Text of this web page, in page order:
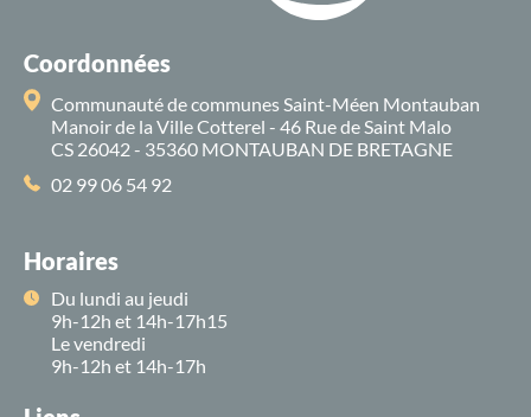
Coordonnées
Communauté de communes Saint-Méen Montauban
Manoir de la Ville Cotterel - 46 Rue de Saint Malo
CS 26042 - 35360 MONTAUBAN DE BRETAGNE
02 99 06 54 92
Horaires
Du lundi au jeudi
9h-12h et 14h-17h15
Le vendredi
9h-12h et 14h-17h